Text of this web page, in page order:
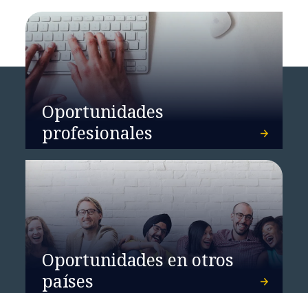
Oportunidades
profesionales
Oportunidades en otros
países